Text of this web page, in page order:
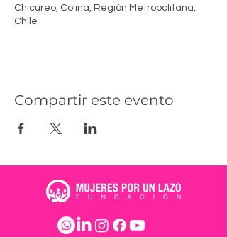
Chicureo, Colina, Región Metropolitana,
Chile
Compartir este evento